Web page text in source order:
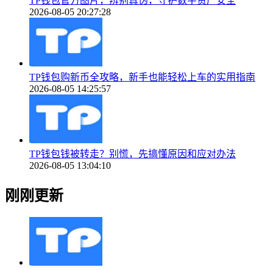
2026-08-05 20:27:28
TP钱包购新币全攻略，新手也能轻松上车的实用指南
2026-08-05 14:25:57
TP钱包钱被转走？别慌，先搞懂原因和应对办法
2026-08-05 13:04:10
刚刚更新